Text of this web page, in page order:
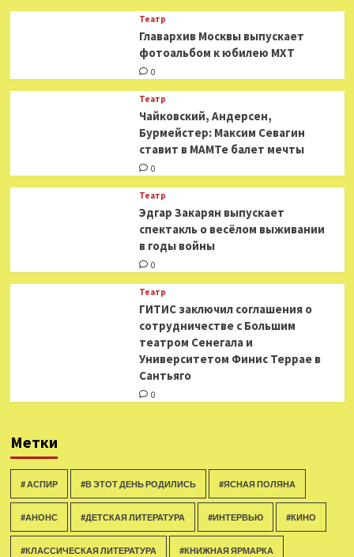
Театр
​​Главархив Москвы выпускает
фотоальбом к юбилею МХТ
0
Театр
​​Чайковский, Андерсен,
Бурмейстер: Максим Севагин
ставит в МАМТе балет мечты
0
Театр
Эдгар Закарян выпускает
спектакль о весёлом выживании
в годы войны
0
Театр
ГИТИС заключил соглашения о
сотрудничестве с Большим
театром Сенегала и
Университетом Финис Террае в
Сантьяго
0
Метки
# АСПИР #В ЭТОТ ДЕНЬ РОДИЛИСЬ #ЯСНАЯ ПОЛЯНА
#АНОНС #ДЕТСКАЯ ЛИТЕРАТУРА #ИНТЕРВЬЮ #КИНО
#КЛАССИЧЕСКАЯ ЛИТЕРАТУРА #КНИЖНАЯ ЯРМАРКА